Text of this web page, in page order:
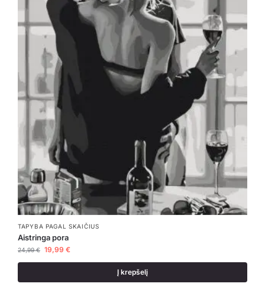
TAPYBA PAGAL SKAIČIUS
Aistringa pora
24,99€ 19,99 €
Į krepšelį